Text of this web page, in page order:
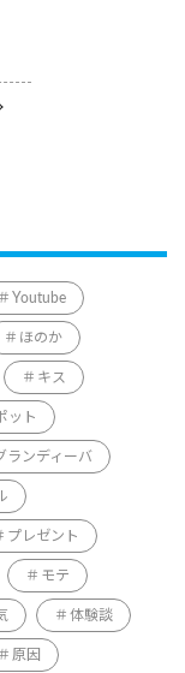
Youtube
ほのか
キス
ット
ランディーバ
プレゼント
モテ
体験談
原因